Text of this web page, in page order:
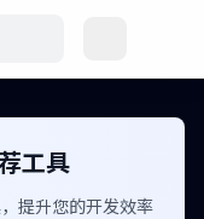
工具
提升您的开发效率